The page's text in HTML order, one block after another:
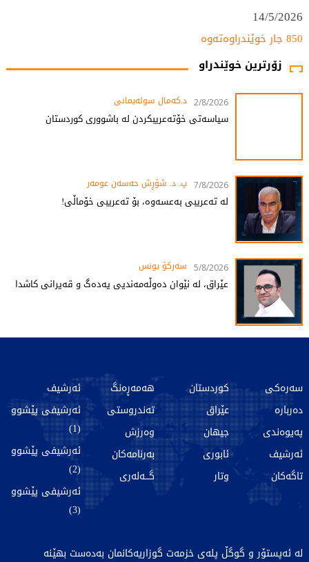
14/5/2026
850 جار خوێندراوەتەوە
زۆرترین خوێندراو
2/8/2026 د.کەمال سولەیمانی
سیاسەتی خۆتەعریبکردن لە باشووری کوردستان
7/8/2026 پ. د. شۆڕش حەسەن عومەر
لە تەعریبی بەعسەوە، بۆ تەعریبی خۆماڵی!
5/8/2026 سەرکۆ یونس
عێراق، لە نێوان دەوڵەمەندیی یەدەگ و قەیرانی کاشدا
سەرەکی
دەربارە
پەیوەندی
ئەرشیف
تاگەکان
کوردستان
عێراق
جیهان
ئابوری
وتار
هەمەڕەنگ
تەندروستی
وەرزش
بەرنامەکان
گـــەلەری
ئەرشیف
ئەرشیفی پێشوو
(1)
ئەرشیفی پێشوو
(2)
ئەرشیفی پێشوو
(3)
لە ئەپستۆر و گوگڵ پلەی خزمەت گوزاریەکانمان بەدەست بهێنە